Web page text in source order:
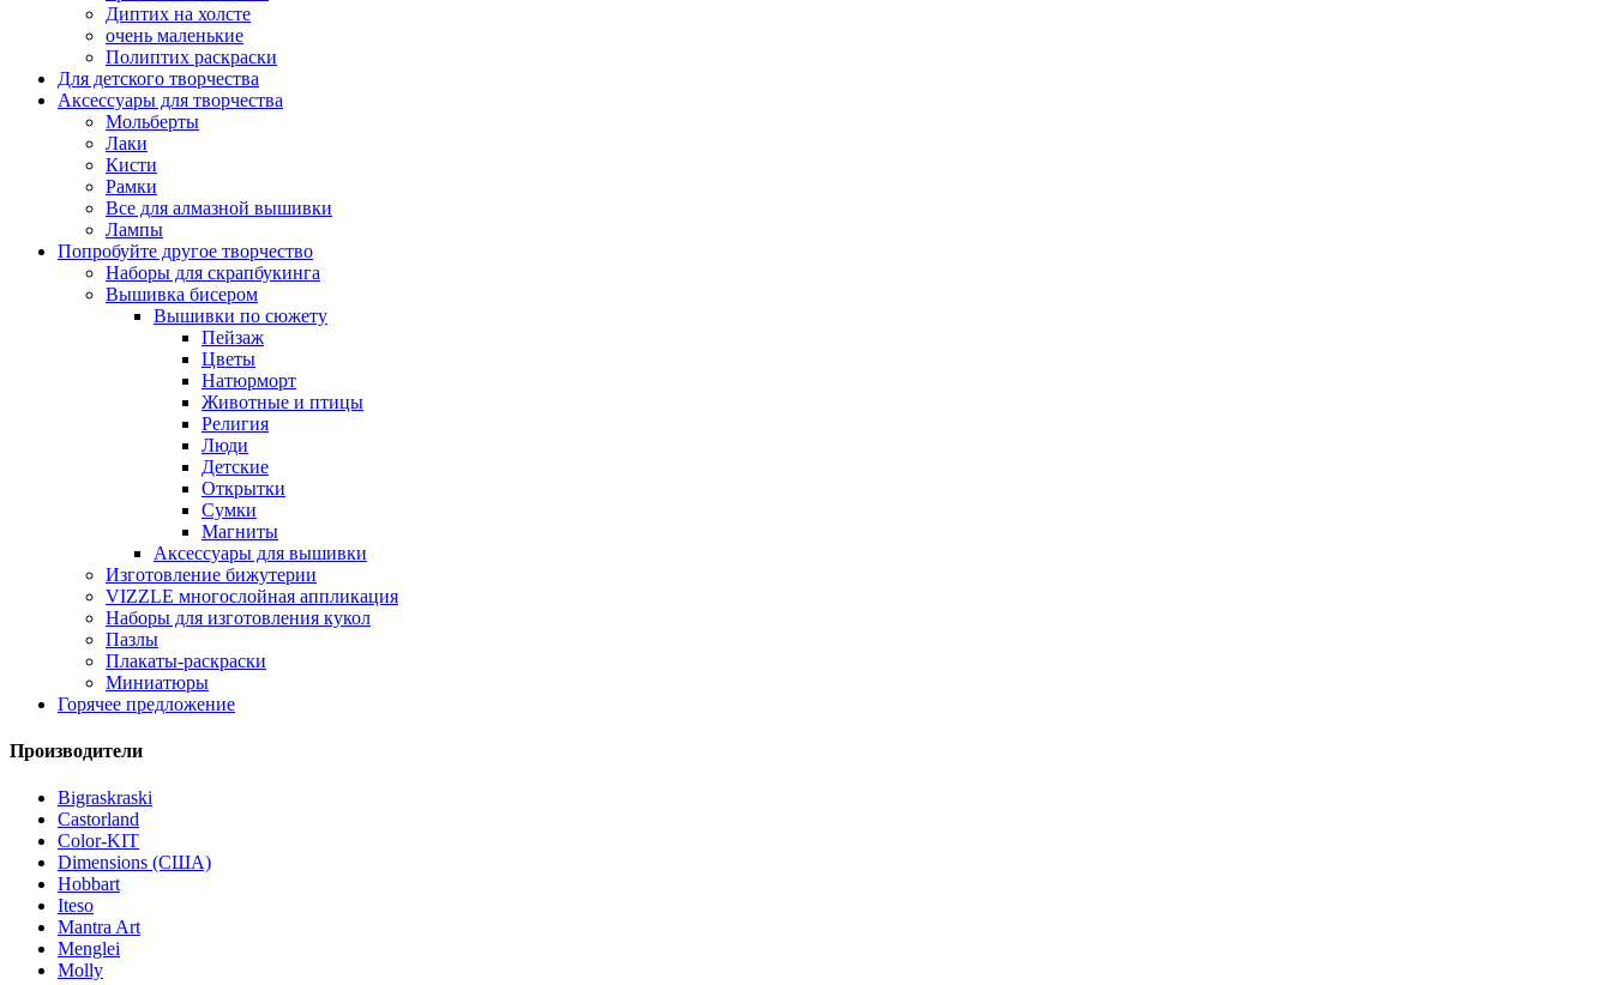
Диптих на холсте
очень маленькие
Полиптих раскраски
Для детского творчества
Аксессуары для творчества
Мольберты
Лаки
Кисти
Рамки
Все для алмазной вышивки
Лампы
Попробуйте другое творчество
Наборы для скрапбукинга
Вышивка бисером
Вышивки по сюжету
Пейзаж
Цветы
Натюрморт
Животные и птицы
Религия
Люди
Детские
Открытки
Сумки
Магниты
Аксессуары для вышивки
Изготовление бижутерии
VIZZLE многослойная аппликация
Наборы для изготовления кукол
Пазлы
Плакаты-раскраски
Миниатюры
Горячее предложение
Производители
Bigraskraski
Castorland
Color-KIT
Dimensions (США)
Hobbart
Iteso
Mantra Art
Menglei
Molly